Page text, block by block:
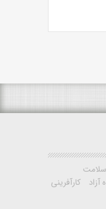
آزاد
کارآفرینی